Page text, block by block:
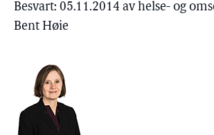
Besvart: 05.11.2014 av helse- og
Bent Høie